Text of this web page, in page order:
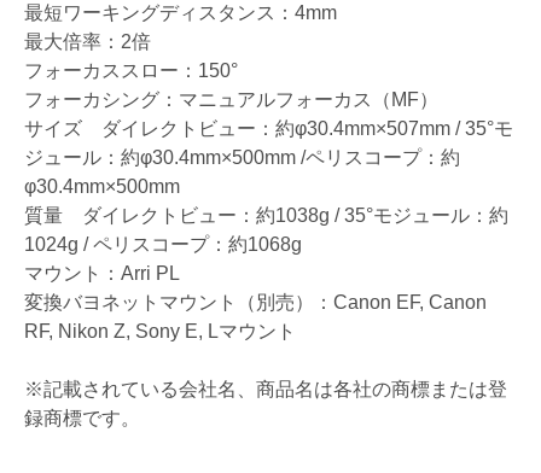
最短ワーキングディスタンス：4mm
最大倍率：2倍
フォーカススロー：150°
フォーカシング：マニュアルフォーカス（MF）
サイズ ダイレクトビュー：約φ30.4mm×507mm / 35°モ
ジュール：約φ30.4mm×500mm /ペリスコープ：約
φ30.4mm×500mm
質量 ダイレクトビュー：約1038g / 35°モジュール：約
1024g / ペリスコープ：約1068g
マウント：Arri PL
変換バヨネットマウント（別売）：Canon EF, Canon
RF, Nikon Z, Sony E, Lマウント
※記載されている会社名、商品名は各社の商標または登
録商標です。